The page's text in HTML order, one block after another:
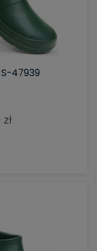
47939